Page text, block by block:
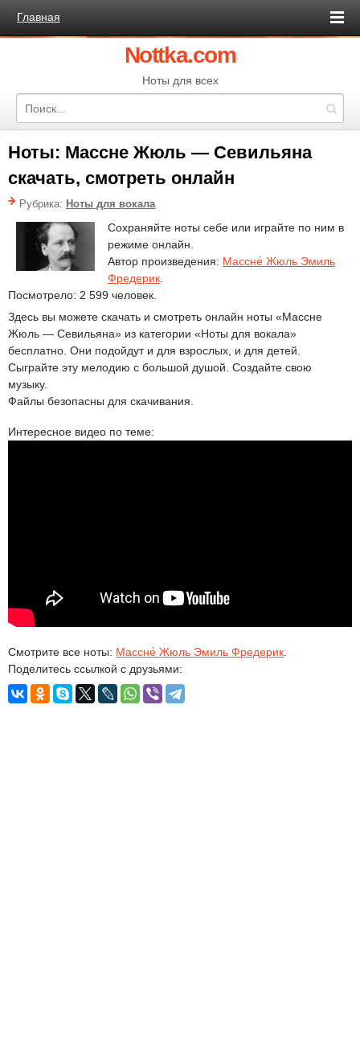
Главная
Nottka.com
Ноты для всех
Ноты: Массне Жюль — Севильяна
скачать, смотреть онлайн
Рубрика: Ноты для вокала
Сохраняйте ноты себе или играйте по ним в
режиме онлайн.
Автор произведения: Массне́ Жюль Эмиль
Фредерик
Посмотрело: 2 599 человек.
Здесь вы можете скачать и смотреть онлайн ноты «Массне
Жюль — Севильяна» из категории «Ноты для вокала»
бесплатно. Они подойдут и для взрослых, и для детей.
Сыграйте эту мелодию с большой душой. Создайте свою
музыку.
Файлы безопасны для скачивания.
Интересное видео по теме:
Смотрите все ноты: Массне́ Жюль Эмиль Фредерик
Поделитесь ссылкой с друзьями: